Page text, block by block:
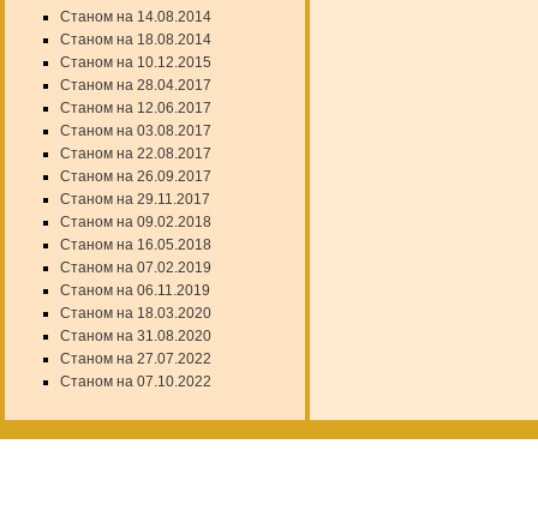
Станом на 14.08.2014
Станом на 18.08.2014
Станом на 10.12.2015
Станом на 28.04.2017
Станом на 12.06.2017
Станом на 03.08.2017
Станом на 22.08.2017
Станом на 26.09.2017
Станом на 29.11.2017
Станом на 09.02.2018
Станом на 16.05.2018
Станом на 07.02.2019
Станом на 06.11.2019
Станом на 18.03.2020
Станом на 31.08.2020
Станом на 27.07.2022
Станом на 07.10.2022